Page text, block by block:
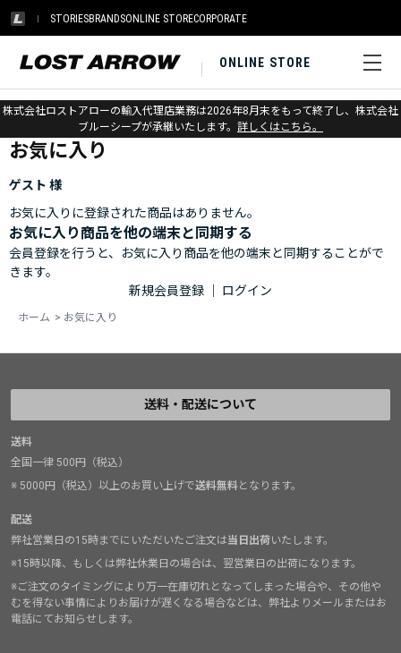
STORIESBRANDSONLINE STORECORPORATE
ONLINE STORE
株式会社ロストアローの輸入代理店業務は2026年8月末をもって終了し、株式会社
ブルーシープが承継いたします。 詳しくはこちら。
ホーム > お気に入り
お気に入り
ゲスト 様
お気に入りに登録された商品はありません。
お気に入り商品を他の端末と同期する
会員登録を行うと、お気に入り商品を他の端末と同期することがで
きます。
新規会員登録
ログイン
ホーム > お気に入り
送料・配送について
送料
全国一律 500円（税込）
※ 5000円（税込）以上のお買い上げで送料無料となります。
配送
弊社営業日の15時までにいただいたご注文は当日出荷いたします。
※15時以降、もしくは弊社休業日の場合は、翌営業日の出荷になります。
※ご注文のタイミングにより万一在庫切れとなってしまった場合や、その他や
むを得ない事情によりお届けが遅くなる場合などは、弊社よりメールまたはお
電話にてお知らせします。